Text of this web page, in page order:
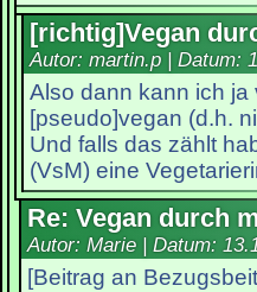
[richtig]Vegan
Autor: martin.p | Datum:
Also dann kann ich
[pseudo]vegan (d.h.
Und falls das zählt
(VsM) eine
Re: Vegan durch
Autor: Marie | Datum:
[Beitrag an